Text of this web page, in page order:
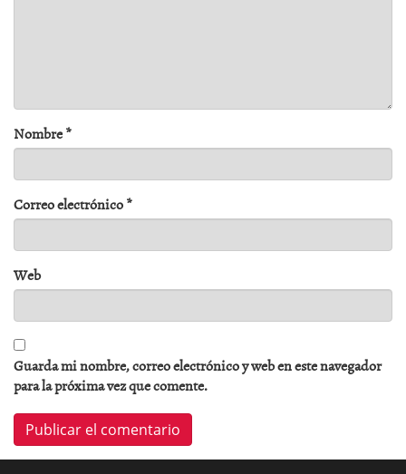
Nombre*
Correo electrónico*
Web
Guarda mi nombre, correo electrónico y web en este navegador
para la próxima vez que comente.